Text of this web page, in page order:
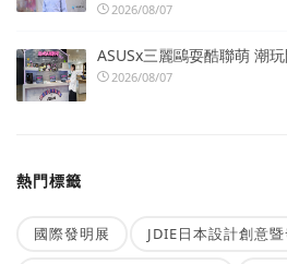
2026/08/07
ASUSx三麗鷗耍酷聯萌 潮
2026/08/07
熱門標籤
國際發明展 JDIE日本設計創意